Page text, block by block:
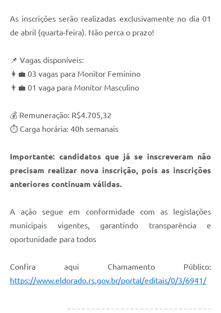
As inscrições serão realizadas exclusivamente no dia 01
de abril (quarta-feira). Não perca o prazo!
📌 Vagas disponíveis:
👩‍💼 03 vagas para Monitor Feminino
👨‍💼 01 vaga para Monitor Masculino
💰 Remuneração: R$4.705,32
⏱️ Carga horária: 40h semanais
Importante: candidatos que já se inscreveram não
precisam realizar nova inscrição, pois as inscrições
anteriores continuam válidas.
A ação segue em conformidade com as legislações
municipais vigentes, garantindo transparência e
oportunidade para todos
Confira aqui Chamamento Público:
https://www.eldorado.rs.gov.br/portal/editais/0/3/6941/